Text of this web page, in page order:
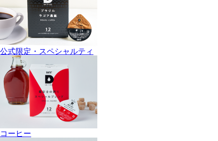
公式限定・スペシャルティ
コーヒー